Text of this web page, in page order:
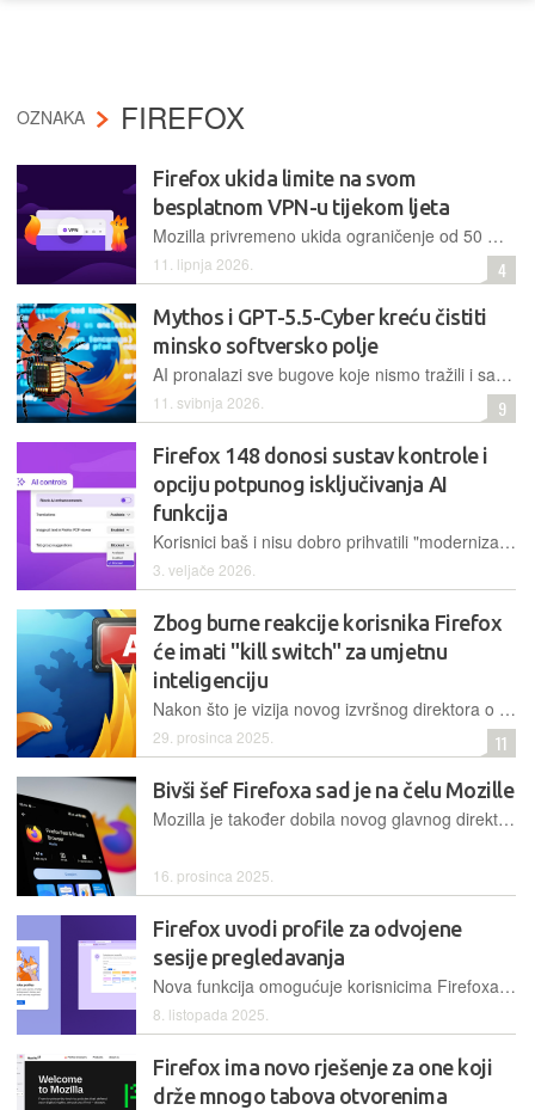
OZNAKA FIREFOX
Firefox ukida limite na svom
besplatnom VPN-u tijekom ljeta
Mozilla privremeno ukida ograničenje od 50 GB i proširuje broj dostupnih lokacija s pet na 28 za svoj besplatni, ugrađeni VPN u Firefoxu- sve do 31. kolovoza
11. lipnja 2026. 4
Mythos i GPT-5.5-Cyber kreću čistiti
minsko softversko polje
AI pronalazi sve bugove koje nismo tražili i sad svi paniče što s njima. Za početak, u Firefoxu su pronađene 423 sigurnosne rupe...
11. svibnja 2026. 9
Firefox 148 donosi sustav kontrole i
opciju potpunog isključivanja AI
funkcija
Korisnici baš i nisu dobro prihvatili "modernizaciju" omiljenog im preglednika, no ona će se ipak dogoditi. U novoj verziji Firefox će stoga dobiti "kill switch" kojim će se moći ugasiti sve nove AI funkcije
3. veljače 2026.
Zbog burne reakcije korisnika Firefox
će imati "kill switch" za umjetnu
inteligenciju
Nakon što je vizija novog izvršnog direktora o "modernom AI pregledniku" naišla na žestok otpor korisnika, Mozilla je obećala uvođenje alata za trajno uklanjanje svih AI funkcija svojeg preglednika
29. prosinca 2025. 11
Bivši šef Firefoxa sad je na čelu Mozille
Mozilla je također dobila novog glavnog direktora marketinga, Johna Solomona, a Ajit Varma unaprijeđen je s mjesta potpredsjednika proizvoda za Firefox na poziciju voditelja Firefoxa.
16. prosinca 2025.
Firefox uvodi profile za odvojene
sesije pregledavanja
Nova funkcija omogućuje korisnicima Firefoxa jednostavnije razdvajanje privatnog, poslovnog i projektnog rada u istom pregledniku
8. listopada 2025.
Firefox ima novo rješenje za one koji
drže mnogo tabova otvorenima